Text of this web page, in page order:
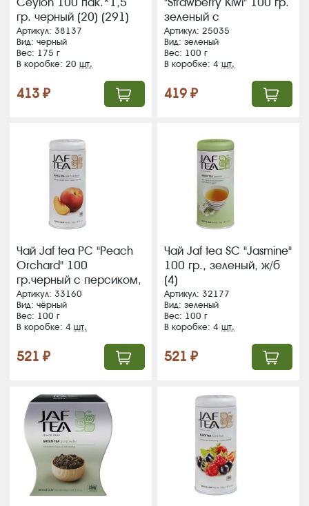
гр. черный (20) (291)
Артикул: 38137
Вид: черный
Вес: 175 г
В коробке: 20шт.
413 ₽
зеленый с
аром.клубники и киви,
ж/б (4) ЖЦ
Артикул: 25035
Вид: зеленый
Вес: 100 г
В коробке: 4шт.
419 ₽
Чай Jaf tea PC "Peach
Orchard" 100
гр.черный с персиком,
ж/б (4)
Артикул: 33160
Вид: чёрный
Вес: 100 г
В коробке: 4шт.
521 ₽
Чай Jaf tea SC "Jasmine"
100 гр., зеленый, ж/б
(4)
Артикул: 32177
Вид: зеленый
Вес: 100 г
В коробке: 4шт.
521 ₽